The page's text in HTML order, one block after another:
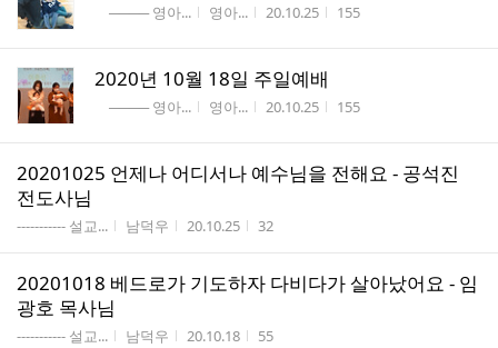
게시판명
──── 영아... 작성자
영아... 작성시간
20.10.25 조회수
155
2020년 10월 18일 주일예배
게시판명
──── 영아... 작성자
영아... 작성시간
20.10.25 조회수
155
20201025 언제나 어디서나 예수님을 전해요 - 공석진
전도사님
게시판명
----------- 설교... 작성자
남덕우 작성시간
20.10.25 조회수
32
20201018 베드로가 기도하자 다비다가 살아났어요 - 임
광호 목사님
게시판명
----------- 설교... 작성자
남덕우 작성시간
20.10.18 조회수
55